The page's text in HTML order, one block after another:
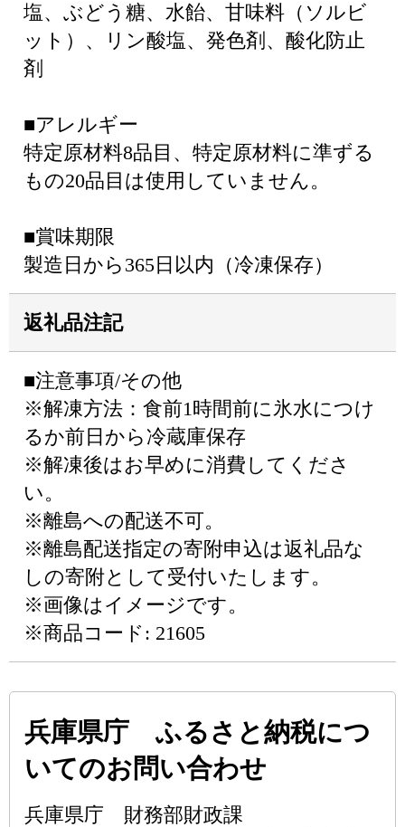
塩、ぶどう糖、水飴、甘味料（ソルビ
ット）、リン酸塩、発色剤、酸化防止
剤
■アレルギー
特定原材料8品目、特定原材料に準ずる
もの20品目は使用していません。
■賞味期限
製造日から365日以内（冷凍保存）
返礼品注記
■注意事項/その他
※解凍方法：食前1時間前に氷水につけ
るか前日から冷蔵庫保存
※解凍後はお早めに消費してくださ
い。
※離島への配送不可。
※離島配送指定の寄附申込は返礼品な
しの寄附として受付いたします。
※画像はイメージです。
※商品コード: 21605
兵庫県庁 ふるさと納税につ
いてのお問い合わせ
兵庫県庁 財務部財政課